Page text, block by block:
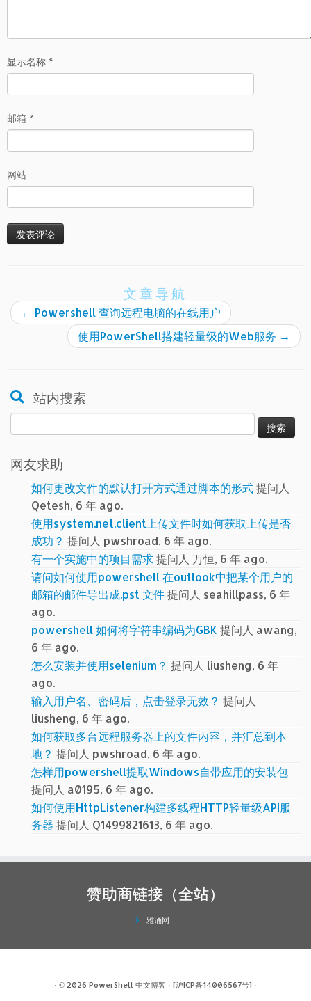
显示名称 *
邮箱 *
网站
文章导航
← Powershell 查询远程电脑的在线用户
使用PowerShell搭建轻量级的Web服务 →
站内搜索
索：
网友求助
如何更改文件的默认打开方式通过脚本的形式提问人
Qetesh, 6 年 ago.
使用system.net.client上传文件时如何获取上传是否
成功？ 提问人 pwshroad, 6 年 ago.
有一个实施中的项目需求提问人 万恒, 6 年 ago.
请问如何使用powershell 在outlook中把某个用户的
邮箱的邮件导出成.pst 文件提问人 seahillpass, 6 年
ago.
powershell 如何将字符串编码为GBK 提问人 awang,
6 年 ago.
怎么安装并使用selenium？ 提问人 liusheng, 6 年
ago.
输入用户名、密码后，点击登录无效？ 提问人
liusheng, 6 年 ago.
如何获取多台远程服务器上的文件内容，并汇总到本
地？ 提问人 pwshroad, 6 年 ago.
怎样用powershell提取Windows自带应用的安装包
提问人 a0195, 6 年 ago.
如何使用HttpListener构建多线程HTTP轻量级API服
务器 提问人 Q1499821613, 6 年 ago.
赞助商链接（全站）
雅诵网
· © 2026 PowerShell 中文博客 · [沪ICP备14006567号] ·